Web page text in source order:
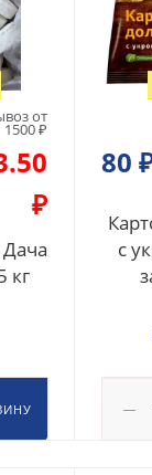
от
1500 ₽
₽
кг
80
с